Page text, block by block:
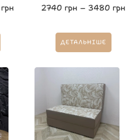
грн 2740 грн – 3480 грн
ДЕТАЛЬНІШЕ